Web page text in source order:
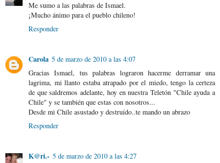
Me sumo a las palabras de Ismael.
¡Mucho ánimo para el pueblo chileno!
Responder
Carola 5 de marzo de 2010 a las 4:07
Gracias Ismael, tus palabras lograron hacerme derramar una
lagrima, mi llanto estaba atrapado por el miedo, tengo la certeza
de que saldremos adelante, hoy en nuestra Teletón "Chile ayuda a
Chile" y se también que estas con nosotros...
Desde mi Chile asustado y destruído..te mando un abrazo
Responder
K@ri.- 5 de marzo de 2010 a las 4:27